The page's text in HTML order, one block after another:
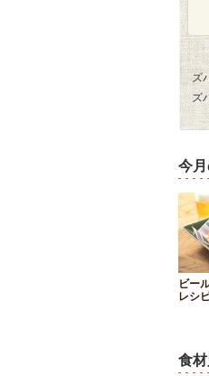
ズ
ズ
今
ビー
レシ
食